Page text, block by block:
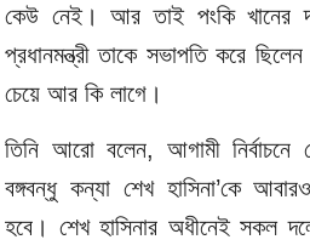
কেউ নেই। আর তাই পংকি খানের
প্রধানমন্ত্রী তাকে সভাপতি করে
চেয়ে আর কি লাগে।
তিনি আরো বলেন, আগামী নির্বাচনে
বঙ্গবন্ধু কন্যা শেখ হাসিনা’কে আবারও
হবে। শেখ হাসিনার অধীনেই সকল